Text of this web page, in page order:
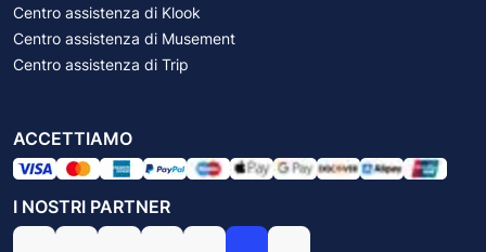
Centro assistenza di Klook
Centro assistenza di Musement
Centro assistenza di Trip
ACCETTIAMO
I NOSTRI PARTNER